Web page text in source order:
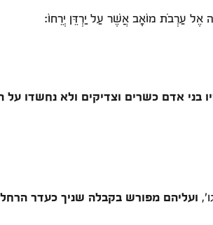
עַרְבֹת מוֹאָב אֲשֶׁר עַל יַרְדֵּן יְרֵחוֹ:
בני אדם כשרים וצדיקים ולא נחשדו על
ועליהם מפורש בקבלה שניך כעדר